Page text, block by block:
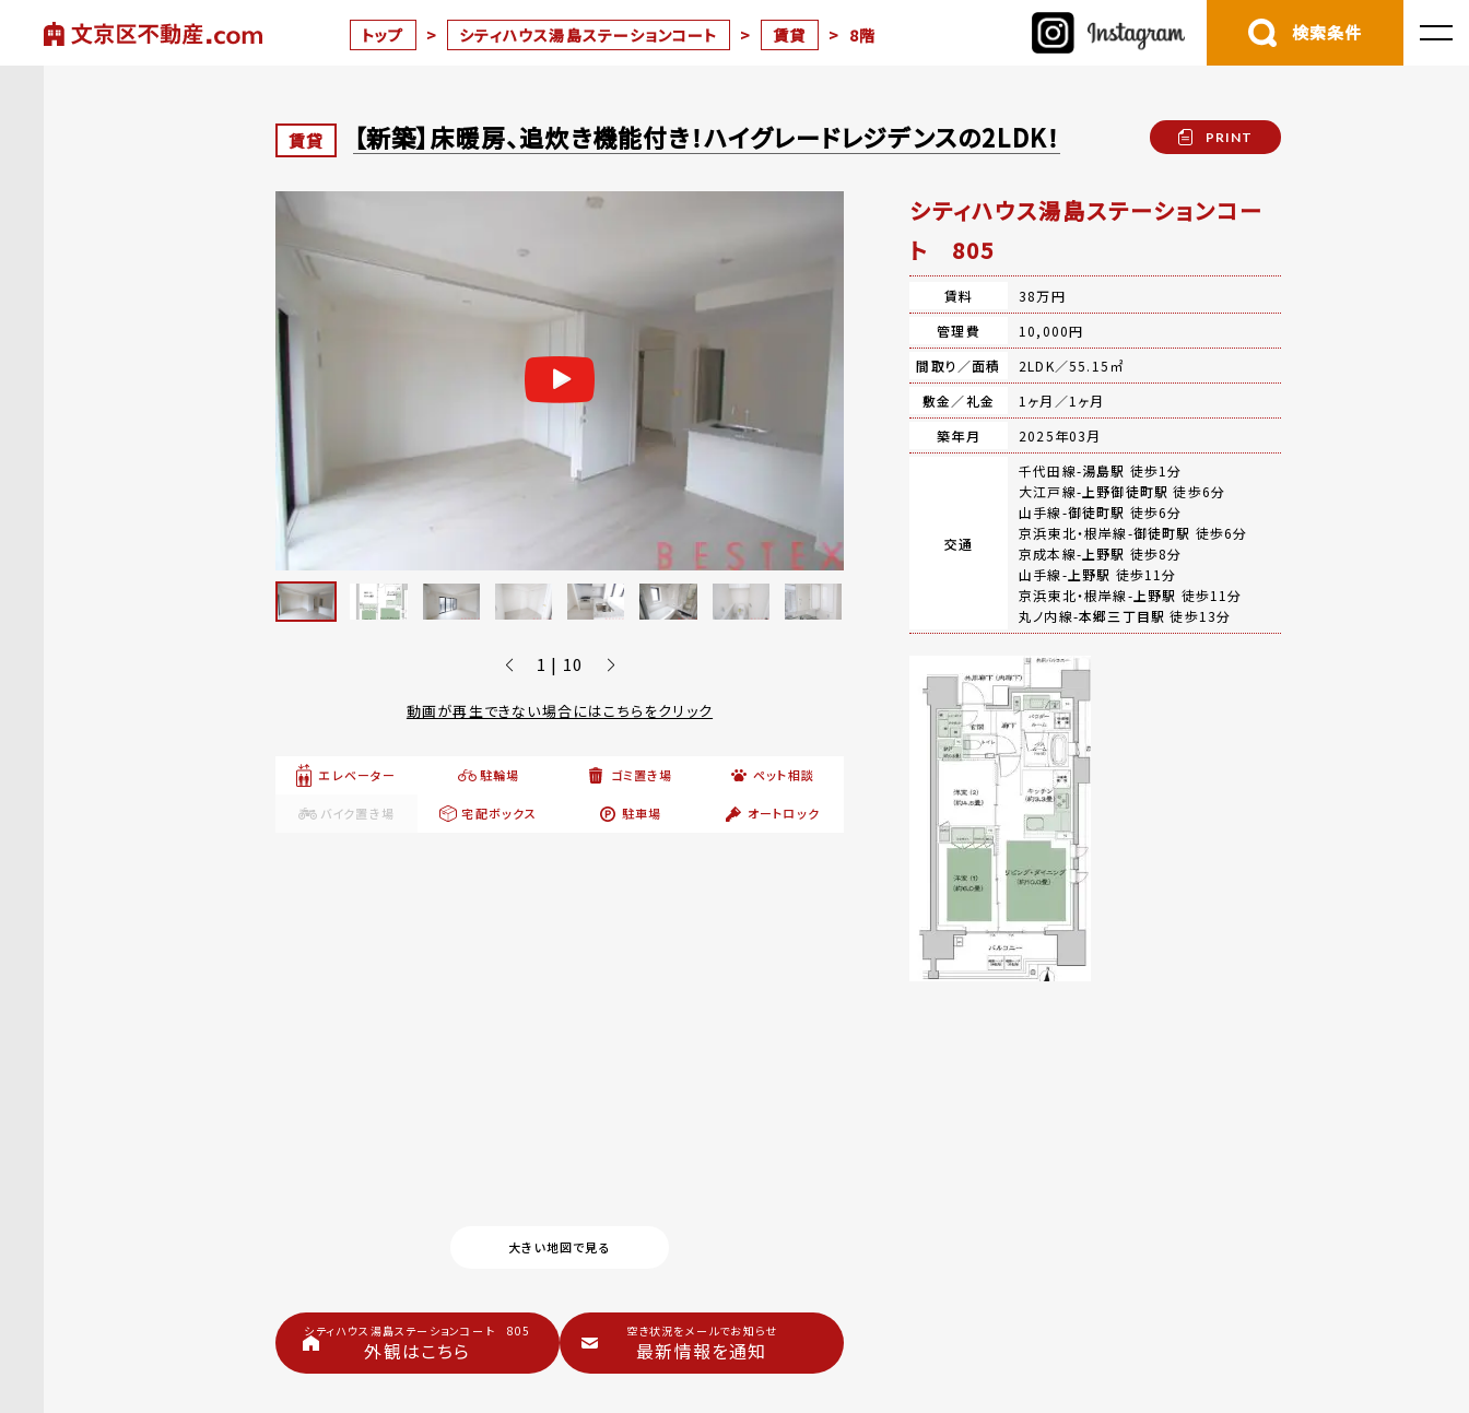
トップ > シティハウス湯島ステーションコート > 賃貸 > 8階 検索条件
賃貸 【新築】床暖房、追炊き機能付き！ハイグレードレジデンスの2LDK！ PRINT
1 | 10
動画が再生できない場合にはこちらをクリック
エレベーター 駐輪場 ゴミ置き場 ペット相談
バイク置き場 宅配ボックス 駐車場 オートロック
大きい地図で見る
シティハウス湯島ステーションコート 805
外観はこちら
空き状況をメールでお知らせ
最新情報を通知
シティハウス湯島ステーションコー
ト 805
賃料
38万円
管理費
10,000円
間取り／面積
2LDK／55.15㎡
敷金／礼金
1ヶ月／1ヶ月
築年月
2025年03月
交通
千代田線-湯島駅 徒歩1分
大江戸線- 上野御徒町駅 徒歩6分
山手線-御徒町駅 徒歩6分
京浜東北・根岸線-御徒町駅 徒歩6分
京成本線- 上野駅 徒歩8分
山手線- 上野駅 徒歩11分
京浜東北・根岸線- 上野駅 徒歩11分
丸ノ内線-本郷三丁目駅 徒歩13分